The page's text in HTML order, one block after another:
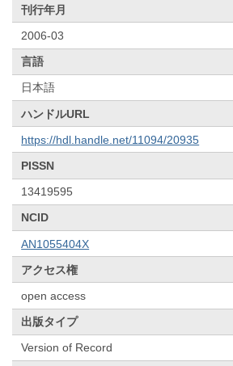
刊行年月
2006-03
言語
日本語
ハンドルURL
https://hdl.handle.net/11094/20935
PISSN
13419595
NCID
AN1055404X
アクセス権
open access
出版タイプ
Version of Record